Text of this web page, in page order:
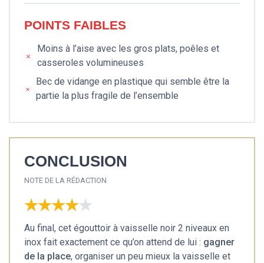
POINTS FAIBLES
Moins à l’aise avec les gros plats, poêles et
casseroles volumineuses
Bec de vidange en plastique qui semble être la
partie la plus fragile de l’ensemble
CONCLUSION
NOTE DE LA RÉDACTION
★★★★★
★★★★★
Au final, cet égouttoir à vaisselle noir 2 niveaux en
inox fait exactement ce qu’on attend de lui : gagner
de la place, organiser un peu mieux la vaisselle et